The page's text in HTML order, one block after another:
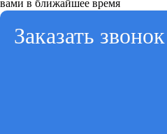
Заказать звонок